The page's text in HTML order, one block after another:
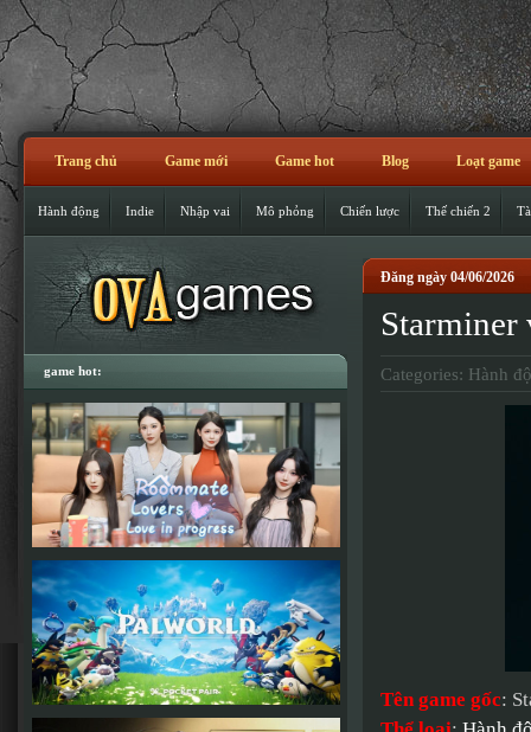
Trang chủ Game mới Game hot Blog Loạt game
Hành động Indie Nhập vai Mô phỏng Chiến lược Thế chiến 2
Đăng ngày 04/06/2026
Starminer
Categories: Hành
Tên game gốc:
game hot: